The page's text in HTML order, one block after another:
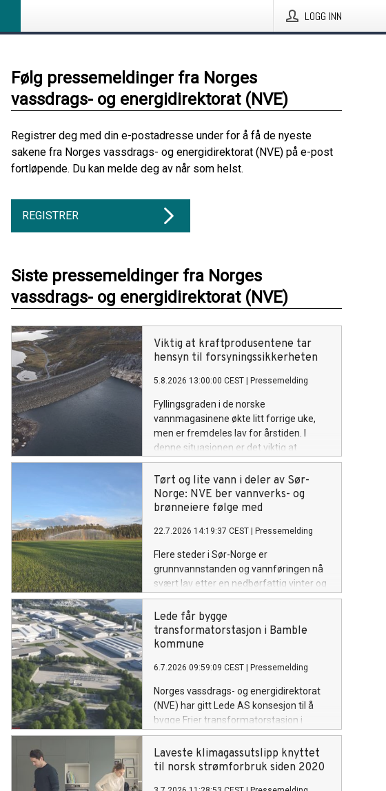
LOGG INN
Følg pressemeldinger fra Norges
vassdrags- og energidirektorat (NVE)
Registrer deg med din e-postadresse under for å få de nyeste
sakene fra Norges vassdrags- og energidirektorat (NVE) på e-post
fortløpende. Du kan melde deg av når som helst.
REGISTRER
Siste pressemeldinger fra Norges
vassdrags- og energidirektorat (NVE)
Viktig at kraftprodusentene tar
hensyn til forsyningssikkerheten
5.8.2026 13:00:00 CEST Pressemelding
Fyllingsgraden i de norske
vannmagasinene økte litt forrige uke,
men er fremdeles lav for årstiden. I
denne situasjonen er det viktig at
vannkraftprodusentene tar inn over seg
ansvaret de har for vinterens
forsyningssikkerhet. NVE følger
utviklingen av kraftsituasjonen, i tett
NVE innføre en rapporteringsordning for
kraftprodusentene.
Tørt og lite vann i deler av Sør-
Norge: NVE ber vannverks- og
brønneiere følge med
22.7.2026 14:19:37 CEST Pressemelding
Flere steder i Sør-Norge er
grunnvannstanden og vannføringen nå
svært lav etter en nedbørfattig vinter og
en varm, tørr sommer. NVE ber
vannverkseiere, brønneiere og andre
som tar ut vann om å følge utviklingen
og være forberedt på å gjøre
kommer mye regn de neste ukene.
Lede får bygge
transformatorstasjon i Bamble
kommune
6.7.2026 09:59:09 CEST Pressemelding
Norges vassdrags- og energidirektorat
(NVE) har gitt Lede AS konsesjon til å
bygge Frier transformatorstasjon i
Telemark ved industriområdet Frier
Vest. De har også fått tillatelse til å
bygge to parallelle kraftledninger på 5,5
Laveste klimagassutslipp knyttet
til norsk strømforbruk siden 2020